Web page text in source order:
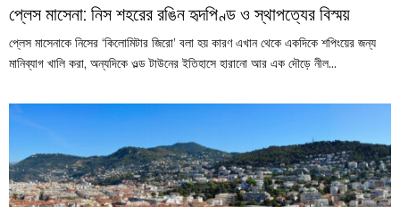
প্লেস মাসেনা: নিস শহরের রঙিন হৃদপিণ্ড ও স্থাপত্যের বিস্ময়
প্লেস মাসেনাকে নিসের ‘কিলোমিটার জিরো’ বলা হয় কারণ এখান থেকে একদিকে শপিংয়ের জন্য
মানিব্যাগ খালি করা, অন্যদিকে ওল্ড টাউনের ইতিহাসে হারানো আর এক দৌড়ে নীল...